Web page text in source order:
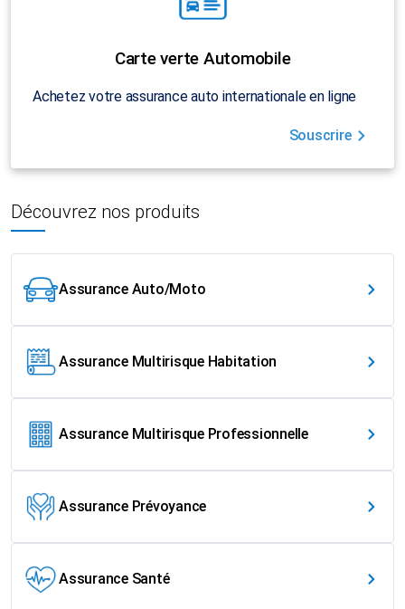
Carte verte Automobile
Achetez votre assurance auto internationale en ligne
Souscrire
Découvrez nos produits
Assurance Auto/Moto
Assurance Multirisque Habitation
Assurance Multirisque Professionnelle
Assurance Prévoyance
Assurance Santé